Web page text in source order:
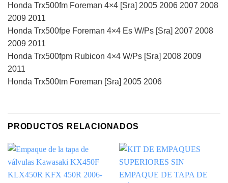
Honda Trx500fm Foreman 4×4 [Sra] 2005 2006 2007 2008
2009 2011
Honda Trx500fpe Foreman 4×4 Es W/Ps [Sra] 2007 2008
2009 2011
Honda Trx500fpm Rubicon 4×4 W/Ps [Sra] 2008 2009
2011
Honda Trx500tm Foreman [Sra] 2005 2006
PRODUCTOS RELACIONADOS